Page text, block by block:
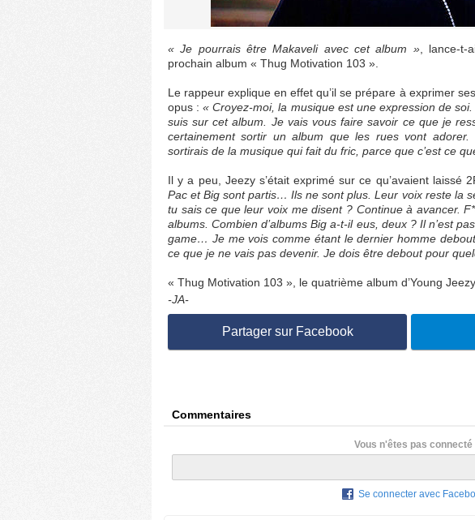
« Je pourrais être Makaveli avec cet album », lance-t-
prochain album « Thug Motivation 103 ».
Le rappeur explique en effet qu’il se prépare à exprimer
opus : « Croyez-moi, la musique est une expression de
suis sur cet album. Je vais vous faire savoir ce que je
certainement sortir un album que les rues vont
sortirais de la musique qui fait du fric, parce que c’est ce
Il y a peu, Jeezy s’était exprimé sur ce qu’avaient laissé
Pac et Big sont partis… Ils ne sont plus. Leur voix reste la
tu sais ce que leur voix me disent ? Continue à avancer.
albums. Combien d’albums Big a-t-il eus, deux ? Il n’est
game… Je me vois comme étant le dernier homme
ce que je ne vais pas devenir. Je dois être debout pour
« Thug Motivation 103 », le quatrième album d’Young
-JA-
Partager sur Facebook
Commentaires
Vous n'êtes pas connecté
Se connecter avec